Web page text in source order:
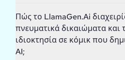
Πώς το LlamaGen.Ai
πνευματικά δικαιώματα και
ιδιοκτησία σε κόμικ που
AI;